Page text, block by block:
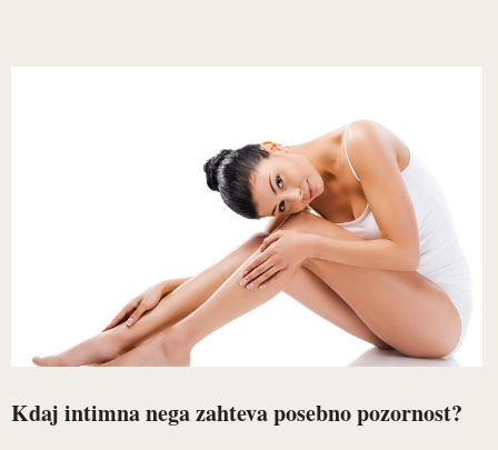
Kdaj intimna nega zahteva posebno pozornost?